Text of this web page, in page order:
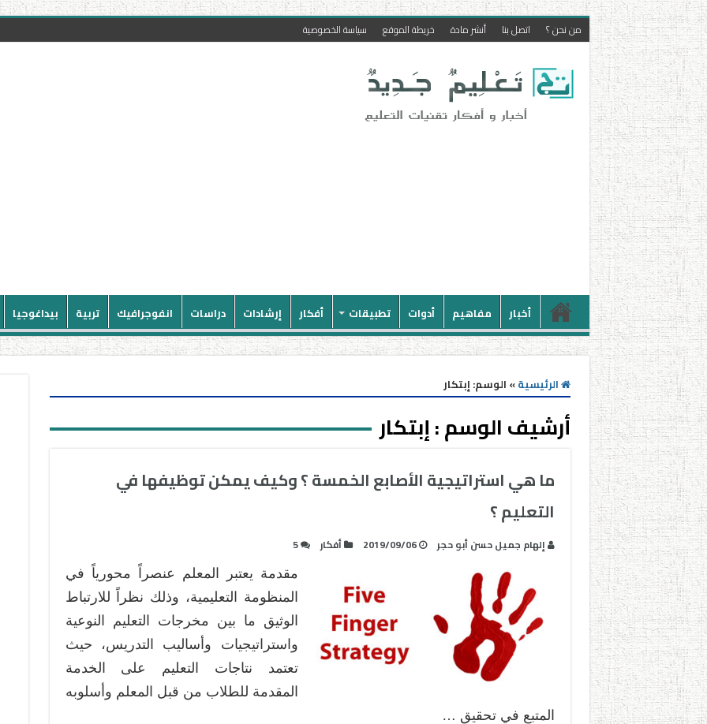
من نحن ؟ اتصل بنا أنشر مادة خريطة الموقع سياسة الخصوصية
أخبار مفاهيم أدوات تطبيقات أفكار إرشادات دراسات انفوجرافيك تربية بيداغوجيا
الرئيسية» الوسم: إبتكار
أرشيف الوسم :إبتكار
ما هي استراتيجية الأصابع الخمسة ؟ وكيف يمكن توظيفها في
التعليم ؟
إلهام جميل حسن أبو حجر 2019/09/06 أفكار 5
مقدمة يعتبر المعلم عنصراً محورياً في
المنظومة التعليمية، وذلك نظراً للارتباط
الوثيق ما بين مخرجات التعليم النوعية
واستراتيجيات وأساليب التدريس، حيث
تعتمد نتاجات التعليم على الخدمة
المقدمة للطلاب من قبل المعلم وأسلوبه
المتبع في تحقيق …